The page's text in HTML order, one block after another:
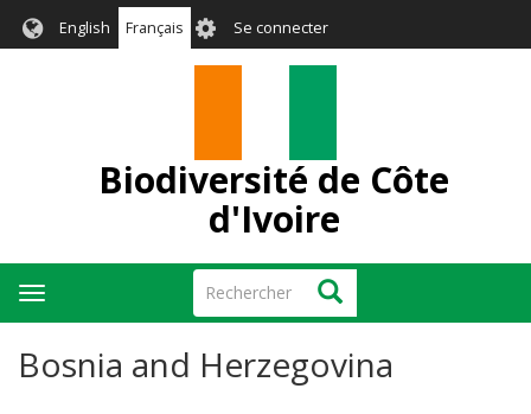
English Français User
account
Se connecter
Biodiversité de Côte
d'Ivoire
Rechercher Rechercher
Toggle
navigation
Bosnia and Herzegovina